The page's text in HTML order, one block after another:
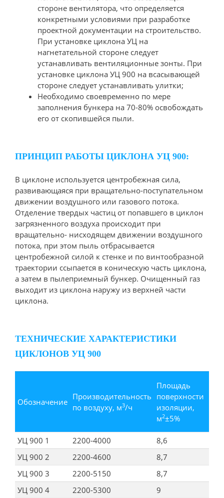
стороне вентилятора, что определяется
конкретными условиями при разработке
проектной документации на строительство.
При установке циклона УЦ на
нагнетательной стороне следует
устанавливать вентиляционные зонты. При
установке циклона УЦ 900 на всасывающей
стороне следует устанавливать улитки;
Необходимо своевременно по мере
заполнения бункера на 70-80% освобождать
его от скопившейся пыли.
ПРИНЦИП РАБОТЫ ЦИКЛОНА УЦ 900:
В циклоне используется центробежная сила,
развивающаяся при вращательно-поступательном
движении воздушного или газового потока.
Отделение твердых частиц от попавшего в циклон
загрязненного воздуха происходит при
вращательно- нисходящем движении воздушного
потока, при этом пыль отбрасывается
центробежной силой к стенке и по винтообразной
траектории ссыпается в коническую часть циклона,
а затем в пылеприемный бункер. Очищенный газ
выходит из циклона наружу из верхней части
циклона.
ТЕХНИЧЕСКИЕ ХАРАКТЕРИСТИКИ
ЦИКЛОНОВ УЦ 900
Обозначение
Производительность
по воздуху, м3/ч
Площадь
поверхности
изоляции,
м2±5%
УЦ 900 1 2200-4000 8,6
УЦ 900 2
2200-4600 8,7
УЦ 900 3
2200-5150 8,7
УЦ 900 4
2200-5300 9